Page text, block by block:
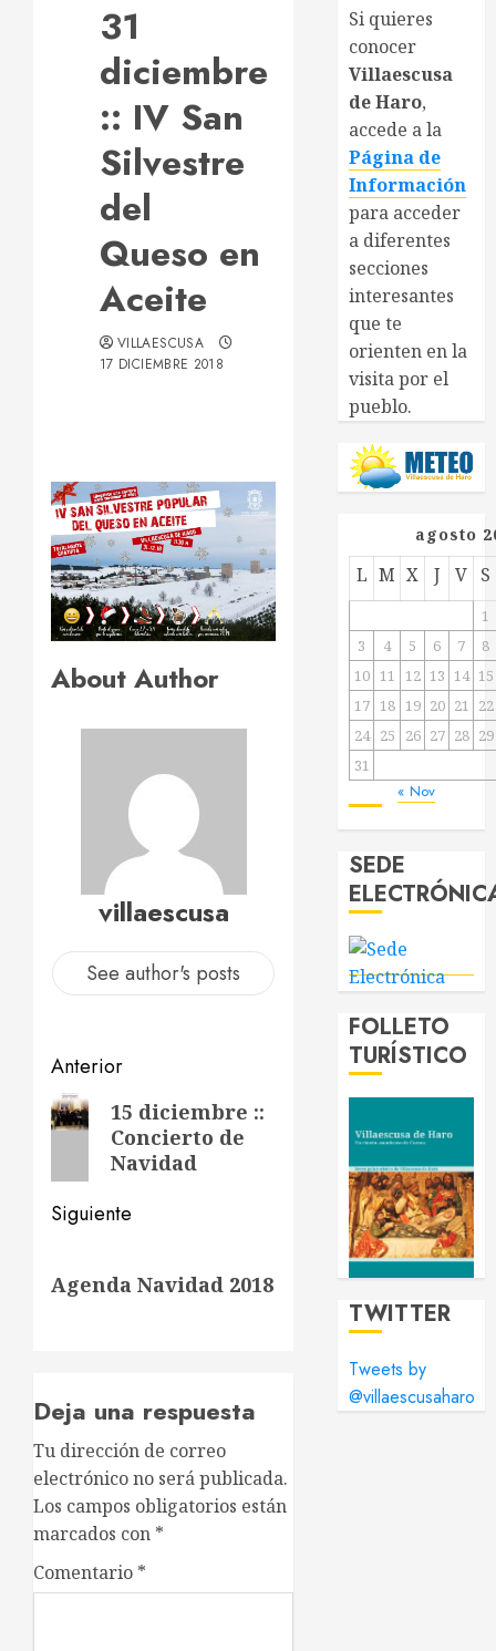
31
diciembre
:: IV San
Silvestre
del
Queso en
Aceite
VILLAESCUSA
17 DICIEMBRE 2018
About Author
villaescusa
See author's posts
Navegación
de
entradas
Anterior
Entrada
anterior:
15 diciembre ::
Concierto de
Navidad
Siguiente
entrada:
Agenda Navidad 2018
Deja una respuesta
Tu dirección de correo
electrónico no será publicada.
Los campos obligatorios están
marcados con *
Comentario *
Si quieres
conocer
Villaescusa
de Haro,
accede a la
Página de
Información
para acceder
a diferentes
secciones
interesantes
que te
orienten en la
visita por el
pueblo.
agosto
L M X J V S
1
3
4 5 6 7
8
10 11 12 13 14 15
17 18 19 20 21 22
24 25 26 27 28 29
31
« Nov
SEDE
FOLLETO
TURÍSTICO
TWITTER
Tweets by
@villaescusaharo